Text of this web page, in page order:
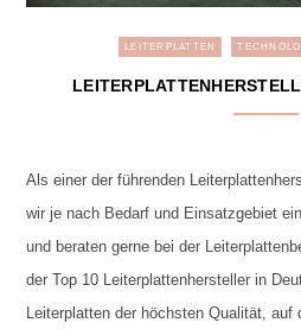
LEITERPLATTEN
Als einer der führenden
wir je nach Bedarf und Einsatzgebiet
und beraten gerne bei der
der Top 10 Leiterplattenhersteller in
Leiterplatten der höchsten Qualität, auf